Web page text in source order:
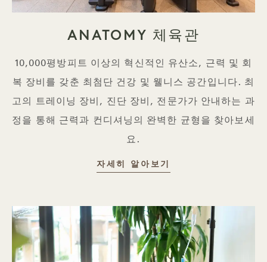
ANATOMY 체육관
10,000평방피트 이상의 혁신적인 유산소, 근력 및 회
복 장비를 갖춘 최첨단 건강 및 웰니스 공간입니다. 최
고의 트레이닝 장비, 진단 장비, 전문가가 안내하는 과
정을 통해 근력과 컨디셔닝의 완벽한 균형을 찾아보세
요.
자세히 알아보기